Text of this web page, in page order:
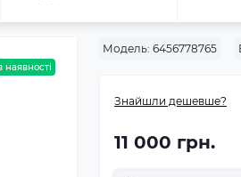
наявності
Модель: 6456778765
Знайшли дешевше?
11 000 грн.